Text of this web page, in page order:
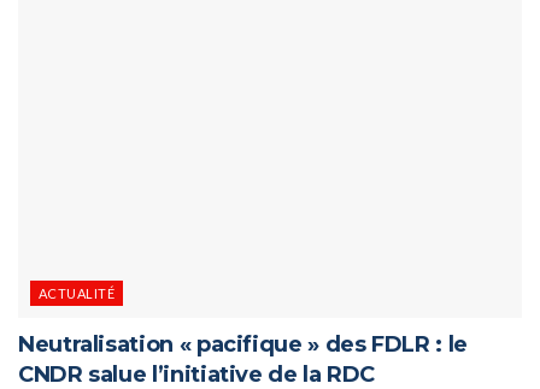
ACTUALITÉ
Neutralisation « pacifique » des FDLR : le
CNDR salue l’initiative de la RDC